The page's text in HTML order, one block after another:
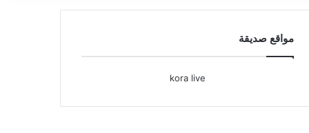
مواقع صديقة
kora live